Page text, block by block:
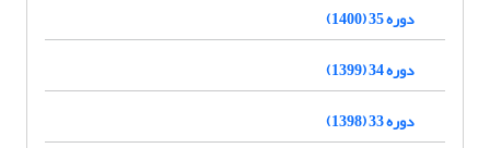
دوره 35 (1400)
دوره 34 (1399)
دوره 33 (1398)